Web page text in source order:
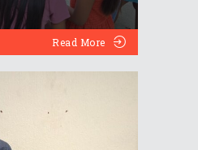
Read More